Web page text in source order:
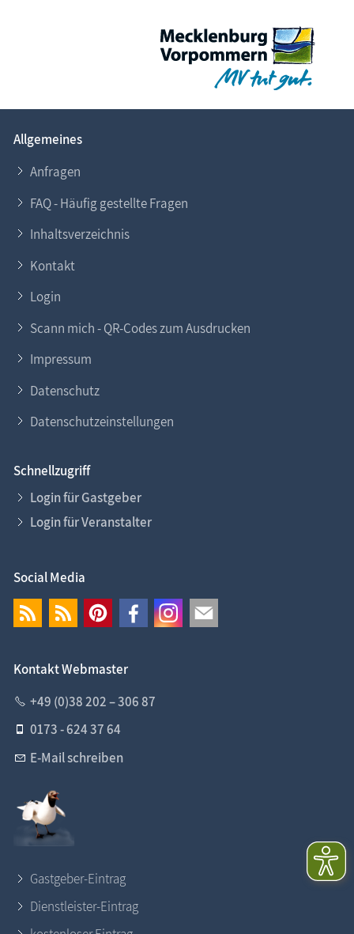
Allgemeines
Anfragen
FAQ - Häufig gestellte Fragen
Inhaltsverzeichnis
Kontakt
Login
Scann mich - QR-Codes zum Ausdrucken
Impressum
Datenschutz
Datenschutzeinstellungen
Schnellzugriff
Login für Gastgeber
Login für Veranstalter
Social Media
Kontakt Webmaster
+49 (0)38 202 – 306 87
0173 - 624 37 64
E-Mail schreiben
Gastgeber-Eintrag
Dienstleister-Eintrag